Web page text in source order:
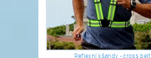
Reflexní kšandy - cross belt